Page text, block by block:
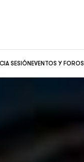
SESIÓNEVENTOS Y FOROS